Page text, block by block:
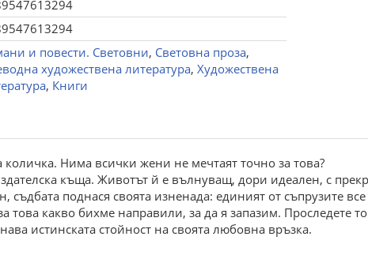
и повести. Световни, Световна проза,
художествена литература, Художествена
, Книги
Нима всички жени не мечтаят точно за това?
къща. Животът й е вълнуващ, дори идеален, с
поднася своята изненада: единият от съпрузите
това какво бихме направили, за да я запазим. Проследете
истинската стойност на своята любовна връзка.